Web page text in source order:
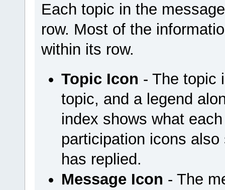
Each topic in the
row. Most of the
within its row.
Topic Icon - The topic
topic, and a legend
index shows what
participation icons
has replied.
Message Icon - The